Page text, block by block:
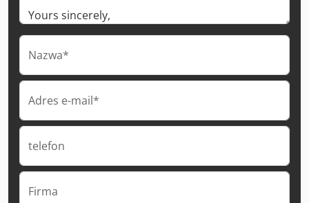
Nazwa*
Adres e-mail*
telefon
Firma